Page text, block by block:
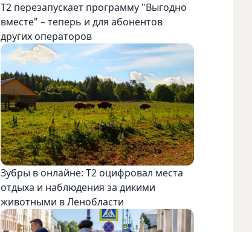
Т2 перезапускает программу "Выгодно
вместе" – теперь и для абонентов
других операторов
Зубры в онлайне: Т2 оцифровал места
отдыха и наблюдения за дикими
животными в Ленобласти